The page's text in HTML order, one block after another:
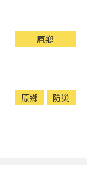
原鄉
原鄉 防災